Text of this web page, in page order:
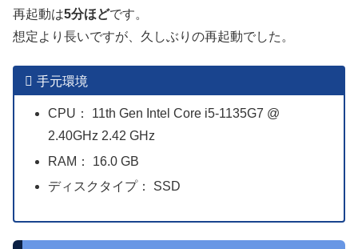
再起動は5分ほどです。
想定より長いですが、久しぶりの再起動でした。
手元環境
CPU： 11th Gen Intel Core i5-1135G7 @
2.40GHz 2.42 GHz
RAM： 16.0 GB
ディスクタイプ： SSD